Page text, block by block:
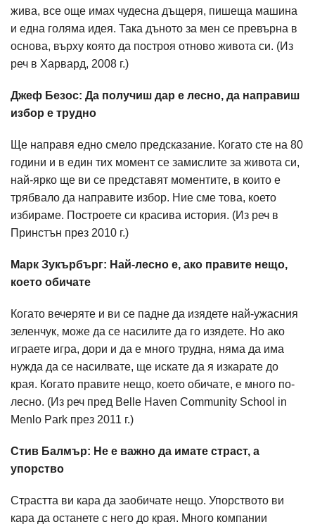
жива, все още имах чудесна дъщеря, пишеща машина
и една голяма идея. Така дъното за мен се превърна в
основа, върху която да построя отново живота си. (Из
реч в Харвард, 2008 г.)
Джеф Безос: Да получиш дар е лесно, да направиш
избор е трудно
Ще направя едно смело предсказание. Когато сте на 80
години и в един тих момент се замислите за живота си,
най-ярко ще ви се представят моментите, в които е
трябвало да направите избор. Ние сме това, което
избираме. Построете си красива история. (Из реч в
Принстън през 2010 г.)
Марк Зукърбърг: Най-лесно е, ако правите нещо,
което обичате
Когато вечеряте и ви се падне да изядете най-ужасния
зеленчук, може да се насилите да го изядете. Но ако
играете игра, дори и да е много трудна, няма да има
нужда да се насилвате, ще искате да я изкарате до
края. Когато правите нещо, което обичате, е много по-
лесно. (Из реч пред Belle Haven Community School in
Menlo Park през 2011 г.)
Стив Балмър: Не е важно да имате страст, а
упорство
Страстта ви кара да заобичате нещо. Упорството ви
кара да останете с него до края. Много компании